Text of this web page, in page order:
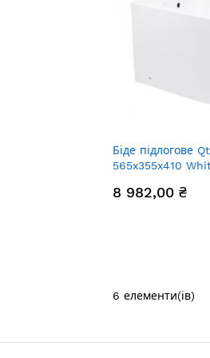
Біде підлогове
565x355x410
8 982,00 ₴
6 елементи(ів)